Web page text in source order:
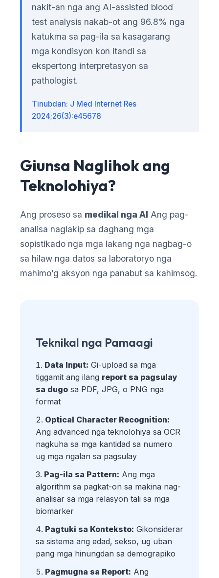
nakit-an nga ang AI-assisted blood
test analysis nakab-ot ang 96.8% nga
katukma sa pag-ila sa kasagarang
mga kondisyon kon itandi sa
ekspertong interpretasyon sa
pathologist.
Tinubdan: J Med Internet Res
2024;26(3):e45678
Giunsa Naglihok ang
Teknolohiya?
Ang proseso sa medikal nga AI Ang pag-
analisa naglakip sa daghang mga
sopistikado nga mga lakang nga nagbag-o
sa hilaw nga datos sa laboratoryo nga
mahimo’g aksyon nga panabut sa kahimsog.
Teknikal nga Pamaagi
Data Input: Gi-upload sa mga
tiggamit ang ilang report sa pagsulay
sa dugo sa PDF, JPG, o PNG nga
format
Optical Character Recognition:
Ang advanced nga teknolohiya sa OCR
nagkuha sa mga kantidad sa numero
ug mga ngalan sa pagsulay
Pag-ila sa Pattern: Ang mga
algorithm sa pagkat-on sa makina nag-
analisar sa mga relasyon tali sa mga
biomarker
Pagtuki sa Konteksto: Gikonsiderar
sa sistema ang edad, sekso, ug uban
pang mga hinungdan sa demograpiko
Pagmugna sa Report: Ang